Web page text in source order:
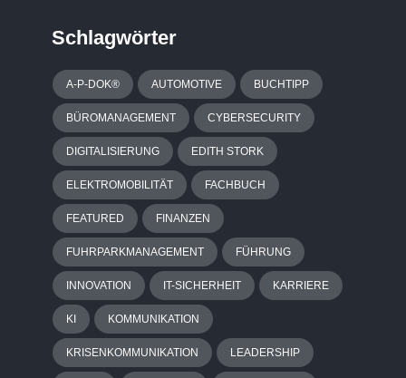
Schlagwörter
A-P-DOK® AUTOMOTIVE BUCHTIPP
BÜROMANAGEMENT CYBERSECURITY
DIGITALISIERUNG EDITH STORK
ELEKTROMOBILITÄT FACHBUCH
FEATURED FINANZEN
FUHRPARKMANAGEMENT FÜHRUNG
INNOVATION IT-SICHERHEIT KARRIERE
KI KOMMUNIKATION
KRISENKOMMUNIKATION LEADERSHIP